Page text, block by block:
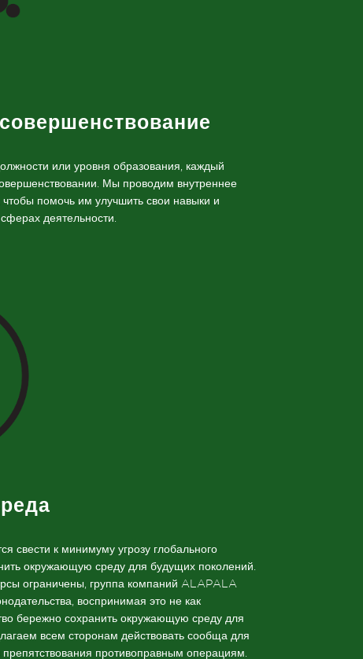
или уровня образования, каждый
Мы проводим внутреннее
помочь им улучшить свои навыки и
деятельности.
свести к минимуму угрозу глобального
окружающую среду для будущих поколений.
ограничены, группа компаний ALAPALA
воспринимая это не как
бережно сохранить окружающую среду для
всем сторонам действовать сообща для
противоправным операциям.